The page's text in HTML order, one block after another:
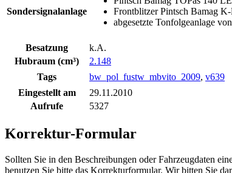
Sondersignalanlage
Frontblitzer Pintsch Bamag K-
abgesetzte Tonfolgeanlage
Besatzung k.A.
Hubraum (cm³)
2.148
Tags
bw_pol_fustw_mbvito_2009, v639
Eingestellt am
29.11.2010
Aufrufe
5327
Korrektur-Formular
Sollten Sie in den Beschreibungen oder Fahrzeugdaten
benutzen Sie bitte das Korrekturformular. Wir bitten Sie